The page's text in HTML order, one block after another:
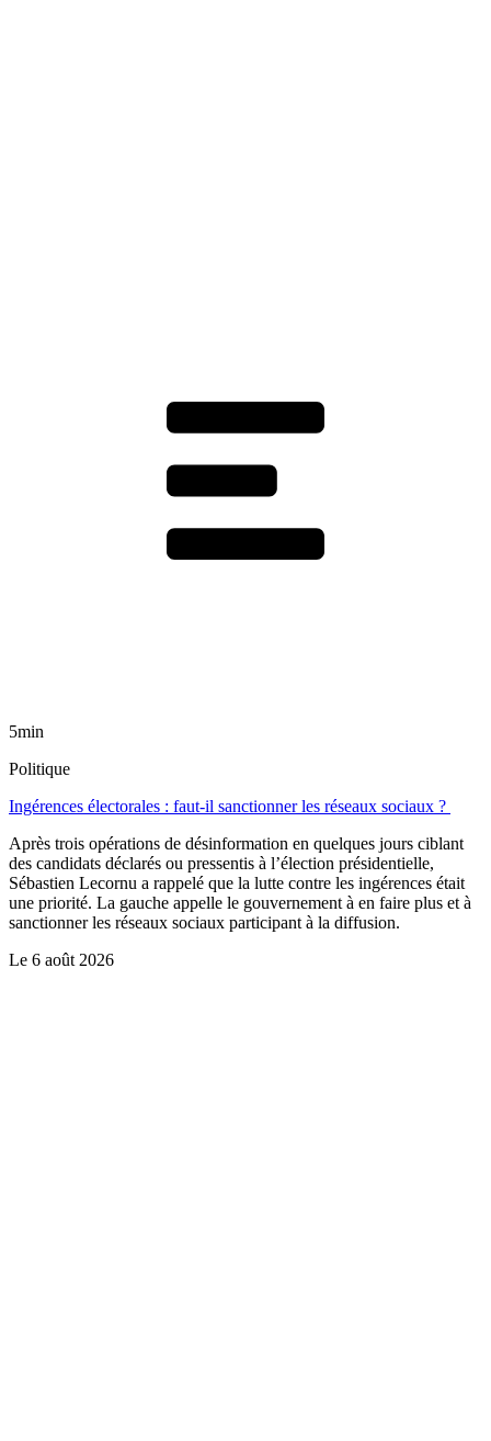
5min
Politique
Ingérences électorales : faut-il sanctionner les réseaux sociaux ?
Après trois opérations de désinformation en quelques jours ciblant
des candidats déclarés ou pressentis à l’élection présidentielle,
Sébastien Lecornu a rappelé que la lutte contre les ingérences était
une priorité. La gauche appelle le gouvernement à en faire plus et à
sanctionner les réseaux sociaux participant à la diffusion.
Le 6 août 2026